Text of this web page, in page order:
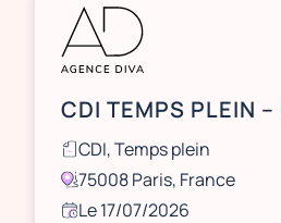
CDI, Temps plein
75008 Paris, France
Le 17/07/2026